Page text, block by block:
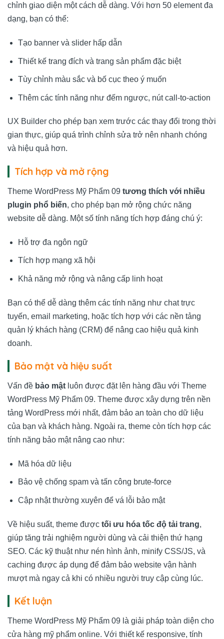
chỉnh giao diện một cách dễ dàng. Với hơn 50 element đa
dạng, bạn có thể:
Tạo banner và slider hấp dẫn
Thiết kế trang đích và trang sản phẩm đặc biệt
Tùy chỉnh màu sắc và bố cục theo ý muốn
Thêm các tính năng như đếm ngược, nút call-to-action
UX Builder cho phép bạn xem trước các thay đổi trong thời
gian thực, giúp quá trình chỉnh sửa trở nên nhanh chóng
và hiệu quả hơn.
Tích hợp và mở rộng
Theme WordPress Mỹ Phẩm 09 tương thích với nhiều
plugin phổ biến, cho phép bạn mở rộng chức năng
website dễ dàng. Một số tính năng tích hợp đáng chú ý:
Hỗ trợ đa ngôn ngữ
Tích hợp mạng xã hội
Khả năng mở rộng và nâng cấp linh hoạt
Bạn có thể dễ dàng thêm các tính năng như chat trực
tuyến, email marketing, hoặc tích hợp với các nền tảng
quản lý khách hàng (CRM) để nâng cao hiệu quả kinh
doanh.
Bảo mật và hiệu suất
Vấn đề bảo mật luôn được đặt lên hàng đầu với Theme
WordPress Mỹ Phẩm 09. Theme được xây dựng trên nền
tảng WordPress mới nhất, đảm bảo an toàn cho dữ liệu
của bạn và khách hàng. Ngoài ra, theme còn tích hợp các
tính năng bảo mật nâng cao như:
Mã hóa dữ liệu
Bảo vệ chống spam và tấn công brute-force
Cập nhật thường xuyên để vá lỗi bảo mật
Về hiệu suất, theme được tối ưu hóa tốc độ tải trang,
giúp tăng trải nghiệm người dùng và cải thiện thứ hạng
SEO. Các kỹ thuật như nén hình ảnh, minify CSS/JS, và
caching được áp dụng để đảm bảo website vận hành
mượt mà ngay cả khi có nhiều người truy cập cùng lúc.
Kết luận
Theme WordPress Mỹ Phẩm 09 là giải pháp toàn diện cho
cửa hàng mỹ phẩm online. Với thiết kế responsive, tính